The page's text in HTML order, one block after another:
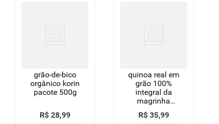
grão-de-bico
orgânico korin
pacote 500g
R$ 28,99
quinoa real em
grão 100%
integral da
magrinha
pacote 350g
R$ 35,99